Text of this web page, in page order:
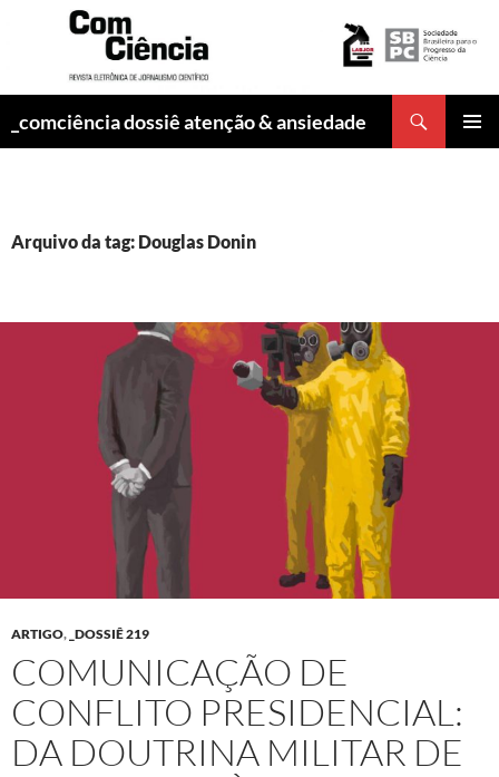
_comciência dossiê atenção & ansiedade
Arquivo da tag: Douglas Donin
ARTIGO, _DOSSIÊ 219
COMUNICAÇÃO DE
CONFLITO PRESIDENCIAL:
DA DOUTRINA MILITAR DE